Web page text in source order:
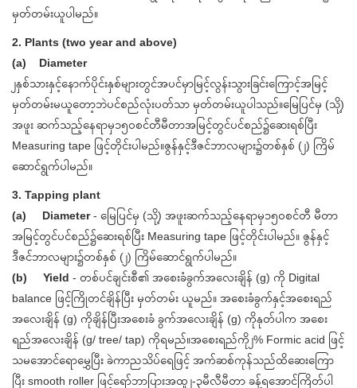
မှတ်တမ်းယူပါမည်။
2. Plants (two year and above)
(a) Diameter
၂နှစ်သားနှင့်နောက်ပိုင်းနှစ်များတွင်အပင်မှာမြင့်လွန်းသွားခြင်းကြောင့်အမြင့်
မှတ်တမ်းမယူတော့ဘဲပင်စည်လုံးပတ်သာ မှတ်တမ်းယူပါသည်။မြေပြင်မှ (သို့)
အဖူး ဆက်သည့်နေရာမှ၁၅၀စင်တီမီတာအမြင့်တွင်ပင်စည်၌ဆေးရစ်ပြီး
Measuring tape ဖြင့်တိုင်းပါမည်။ဇွန်နှင့်ဒီဇင်ဘာလများ၌တစ်နှစ် (၂) ကြိမ်
ဆောင်ရွက်ပါမည်။
3. Tapping plant
(a) Diameter- မြေပြင်မှ (သို့) အဖူးဆက်သည့်နေရာမှ၁၅၀စင်တီ မီတာ
အမြင့်တွင်ပင်စည်၌ဆေးရစ်ပြီး Measuring tape ဖြင့်တိုင်းပါမည်။ ဇွန်နှင့်
ဒီဇင်ဘာလများ၌တစ်နှစ် (၂) ကြိမ်ဆောင်ရွက်ပါမည်။
(b) Yield - တစ်ပင်ချင်းစီ၏ အစေးခံခွက်အလေးချိန် (g) ကို Digital
balance ဖြင့်ကြိုတင်ချိန်ပြီး မှတ်တမ်း ယူမည်။ အစေးခံခွက်နှင့်အစေးရည်
အလေးချိန် (g) ကိုချိန်ပြီးအစေးခံ ခွက်အလေးချိန် (g) ကိုနုတ်ပါက အစေး
ရည်အလေးချိန် (g/ tree/ tap) ကိုရမည်။အစေးရည်ကို၂% Formic acid ဖြင့်
သမအောင်ရောမွှေပြီး ခဲကာညသိပ်ရေဖြင့် အက်ဆစ်ကုန်သည်ထိဆေးကြော
ပြီး smooth roller ဖြင့်ရော်ဘာပြားအထူ၂-၃မီလီမီတာ ခန့်ရအောင်ကြိတ်ပါ